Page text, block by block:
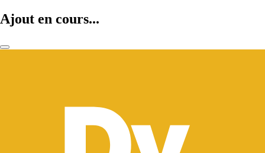
Ajout en cours...